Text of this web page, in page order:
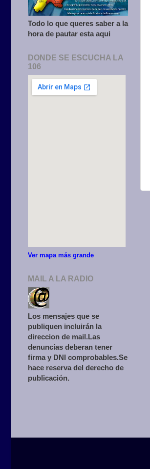
Todo lo que queres saber a la
hora de pautar esta aqui
DONDE SE ESCUCHA LA
106
Ver mapa más grande
MAIL A LA RADIO
Los mensajes que se
publiquen incluirán la
direccion de mail.Las
denuncias deberan tener
firma y DNI comprobables.Se
hace reserva del derecho de
publicación.